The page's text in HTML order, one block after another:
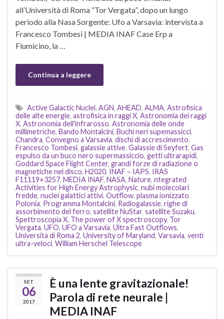
all’Università di Roma “Tor Vergata”, dopo un lungo
periodo alla Nasa Sorgente: Ufo a Varsavia: intervista a
Francesco Tombesi | MEDIA INAF Case Erp a
Fiumicino, la …
Continua a leggere
Active Galactic Nuclei, AGN, AHEAD, ALMA, Astrofisica
delle alte energie, astrofisica in raggi X, Astronomia dei raggi
X, Astronomia dell'infrarosso, Astronomia delle onde
millimetriche, Bando Montalcini, Buchi neri supemassicci,
Chandra, Convegno a Varsavia, dischi di accrescimento,
Francesco Tombesi, galassie attive, Galassie di Seyfert, Gas
espulso da un buco nero supermassiccio, getti ultrarapidi,
Goddard Space Flight Center, grandi forze di radiazione o
magnetiche nel disco, H2020, INAF – IAPS, IRAS
F11119+3257, MEDIA INAF, NASA, Nature, ntegrated
Activities for High Energy Astrophysic, nubi molecolari
fredde, nuclei galattici attivi, Outflow, plasma ionizzato,
Polonia, Programma Montalcini, Radiogalassie, righe di
assorbimento del ferro, satellite NuStar, satellite Suzaku,
Spettroscopia X, The power of X spectroscopy, Tor
Vergata, UFO, UFO a Varsavia, Ultra Fast Outflows,
Università di Roma 2, University of Maryland, Varsavia, venti
ultra-veloci, William Herschel Telescope
SET
06
2017
È una lente gravitazionale!
Parola di rete neurale |
MEDIA INAF